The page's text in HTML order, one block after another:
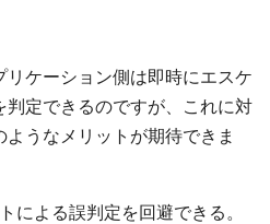
ケーション側は即時にエスケ
定できるのですが、これに対
うなメリットが期待できま
による誤判定を回避できる。